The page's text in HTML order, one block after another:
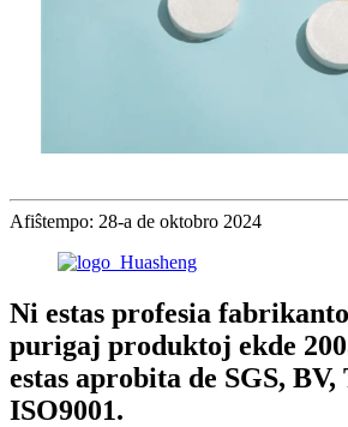
Afiŝtempo: 28-a de oktobro 2024
Ni estas profesia
purigaj produktoj ekde
estas aprobita de SGS,
ISO9001.